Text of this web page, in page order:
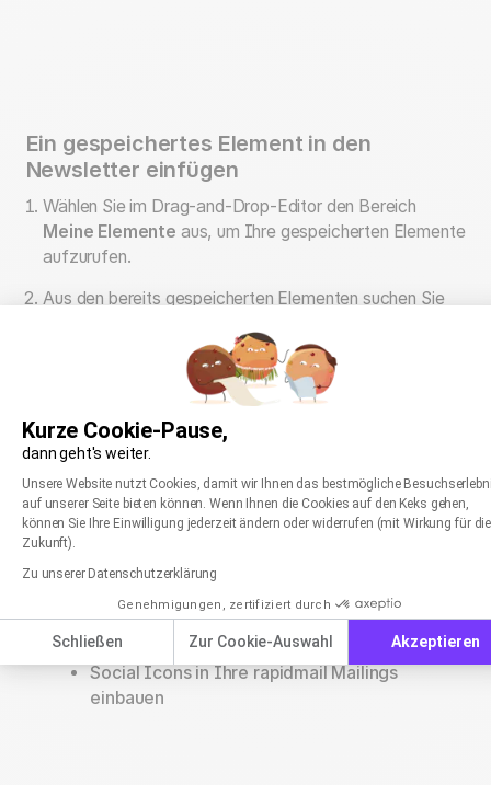
Kurze Cookie-Pause,
dann geht's weiter.
Einwilligungsmanagementplattform: Passen
Unsere Website nutzt Cookies, damit wir Ihnen das bestmögliche
auf unserer Seite bieten können. Wenn Ihnen die Cookies auf den Keks gehen,
können Sie Ihre Einwilligung jederzeit ändern oder widerrufen (mit Wirkung für die
Zukunft).
Zu unserer Datenschutzerklärung
Genehmigungen, zertifiziert durch
Schließen Zur Cookie-Auswahl Akzeptieren
Axeptio consent
Ein gespeichertes Element in den
Newsletter einfügen
Wählen Sie im Drag-and-Drop-Editor den Bereich
Meine Elemente aus, um Ihre gespeicherten Elemente
aufzurufen.
Aus den bereits gespeicherten Elementen suchen Sie
entsprechende Position in Ihrem Newsletter-Entwurf.
Ähnliche Artikel
einzelner Newsletter-Elemente
einstellen
Impressum in Ihre Newsletter einfügen
Social Icons in Ihre rapidmail Mailings
einbauen